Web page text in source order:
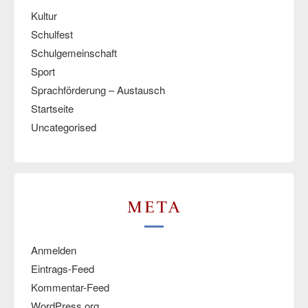
Kultur
Schulfest
Schulgemeinschaft
Sport
Sprachförderung – Austausch
Startseite
Uncategorised
META
Anmelden
Eintrags-Feed
Kommentar-Feed